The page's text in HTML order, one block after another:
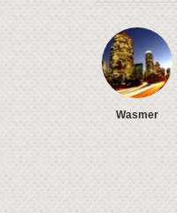
Wasmer